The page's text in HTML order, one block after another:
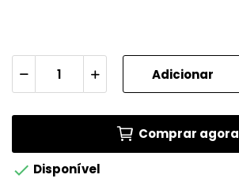
Adicionar
Comprar agora
 Disponível